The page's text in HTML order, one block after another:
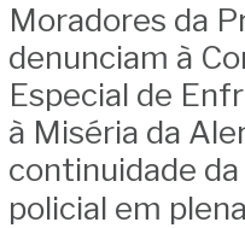
Moradores da
denunciam à
Especial de
à Miséria da
continuidade
policial em